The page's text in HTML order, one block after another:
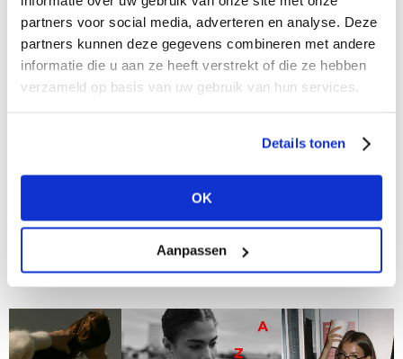
partners voor social media, adverteren en analyse. Deze
partners kunnen deze gegevens combineren met andere
informatie die u aan ze heeft verstrekt of die ze hebben
verzameld op basis van uw gebruik van hun services.
Details tonen
OK
Aanpassen
5 x Waarom je Modefabriek winter 2026 niet
De modecommunity komt weer samen! Op 18 & 19
met twee dagen vol inspiratie, ontmoeting en energie.
Onder het motto ‘Let’s come...